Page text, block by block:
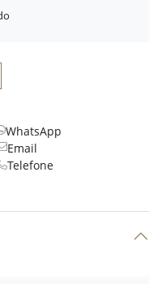
WhatsApp
Email
Telefone